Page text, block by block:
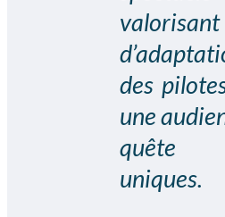
des
une
quête
uniques.